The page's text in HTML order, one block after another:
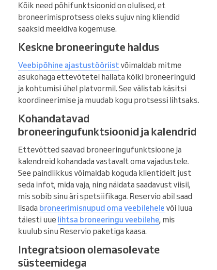
Kõik need põhifunktsioonid on olulised, et
broneerimisprotsess oleks sujuv ning kliendid
saaksid meeldiva kogemuse.
Keskne broneeringute haldus
Veebipõhine ajastustööriistvõimaldab mitme
asukohaga ettevõtetel hallata kõiki broneeringuid
ja kohtumisi ühel platvormil. See välistab käsitsi
koordineerimise ja muudab kogu protsessi lihtsaks.
Kohandatavad
broneeringufunktsioonid ja kalendrid
Ettevõtted saavad broneeringufunktsioone ja
kalendreid kohandada vastavalt oma vajadustele.
See paindlikkus võimaldab koguda klientidelt just
seda infot, mida vaja, ning näidata saadavust viisil,
mis sobib sinu äri spetsiifikaga. Reservio abil saad
lisada broneerimisnupud oma veebilehele või luua
täiesti uue lihtsa broneeringu veebilehe, mis
kuulub sinu Reservio paketiga kaasa.
Integratsioon olemasolevate
süsteemidega